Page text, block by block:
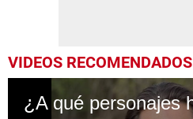
VIDEOS RECOMENDADOS